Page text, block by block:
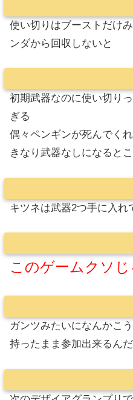
使い切りはブーストだけ
ンダから回収しないと
初期武器なのに使い切り
ぎる
偶々ペンギンが死んでく
きなり武器なしになると
キツネは武器2つ手に入
このゲームクソじ
ガンツみたいになんかこ
持ったまま参加出来るん